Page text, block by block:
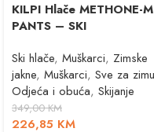
KILPI Hlače METHONE-M
PANTS – SKI
Ski hlače, Muškarci, Zimske
jakne, Muškarci, Sve za zimu
Odjeća i obuća, Skijanje
349,00KM
226,85 KM